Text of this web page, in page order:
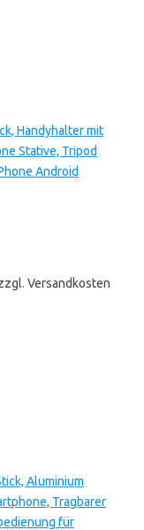
Handyhalter mit
Stative, Tripod
Android
Versandkosten
Aluminium
Tragbarer
für